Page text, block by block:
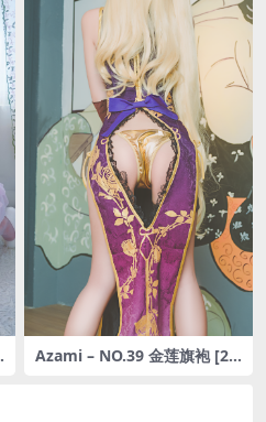
Azami – NO.39 金莲旗袍 [23